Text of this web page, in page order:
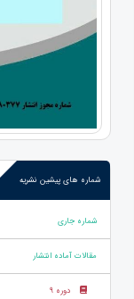
شماره های پیشین نشریه
شماره جاری
مقالات آماده انتشار
دوره 9